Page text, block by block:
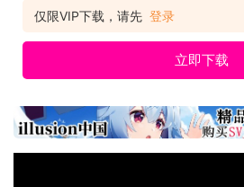
仅限VIP下载，请先 登录
立即下载